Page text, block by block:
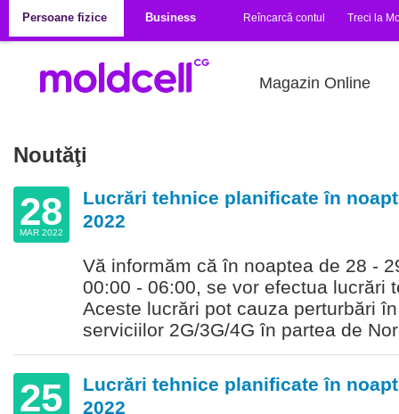
Persoane fizice
Business Reîncarcă contul Treci la
Magazin Online
Noutăţi
28
MAR 2022
Lucrări tehnice planificate în
2022
Vă informăm că în noaptea de 28 -
00:00 - 06:00, se vor efectua lucrări
Aceste lucrări pot cauza perturbări
serviciilor 2G/3G/4G în partea de
25
Lucrări tehnice planificate în
2022